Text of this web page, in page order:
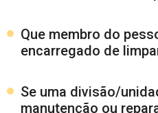
Que membro do
encarregado de
Se uma divisão/
manutenção ou